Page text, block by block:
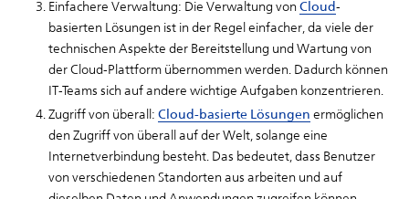
Einfachere Verwaltung: Die Verwaltung vonCloud-
basierten Lösungen ist in der Regel einfacher, da viele der
technischen Aspekte der Bereitstellung und Wartung von
der Cloud-Plattform übernommen werden. Dadurch können
IT-Teams sich auf andere wichtige Aufgaben konzentrieren.
Zugriff von überall: Cloud-basierte Lösungen ermöglichen
den Zugriff von überall auf der Welt, solange eine
Internetverbindung besteht. Das bedeutet, dass Benutzer
von verschiedenen Standorten aus arbeiten und auf